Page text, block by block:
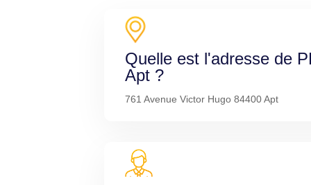
Quelle est l'adresse de
Apt ?
761 Avenue Victor Hugo 84400 Apt